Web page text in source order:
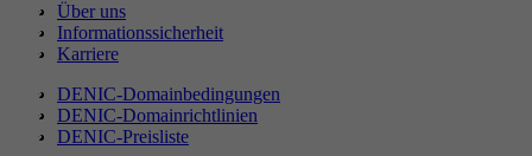
Über uns
Informationssicherheit
Karriere
DENIC-Domainbedingungen
DENIC-Domainrichtlinien
DENIC-Preisliste